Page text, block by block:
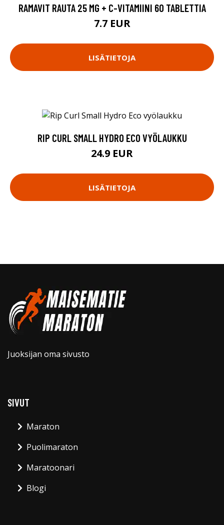
RAMAVIT RAUTA 25 MG + C-VITAMIINI 60 TABLETTIA
7.7 EUR
LISÄTIETOJA
RIP CURL SMALL HYDRO ECO VYÖLAUKKU
24.9 EUR
LISÄTIETOJA
Juoksijan oma sivusto
SIVUT
Maraton
Puolimaraton
Maratoonari
Blogi